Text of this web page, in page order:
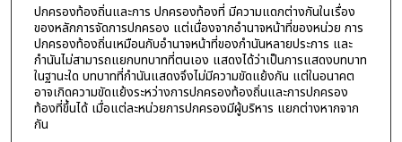
ปกครองท้องถิ่นและการ ปกครองท้องที่ มีความแดกต่างกันในเรื่อง
ของหลักการจัดการปกครอง แต่เนื่องจากอำนาจหน้าที่ของหน่วย การ
ปกครองท้องถิ่นเหมือนกับอำนาจหน้าที่ของกำนันหลายประการ และ
กำนันไม่สามารถแยกบทบาทที่ตนเอง แสดงได้ว่าเป็นการแสดงบทบาท
ในฐานะใด บทบาทที่กำนันแสดงจึงไม่มีความขัดแย้งกัน แต่ในอนาคต
อาจเกิดความขัดแย้งระหว่างการปกครองท้องถิ่นและการปกครอง
ท้องที่ขึ้นได้ เมื่อแต่ละหน่วยการปกครองมีผู้บริหาร แยกต่างหากจาก
กัน